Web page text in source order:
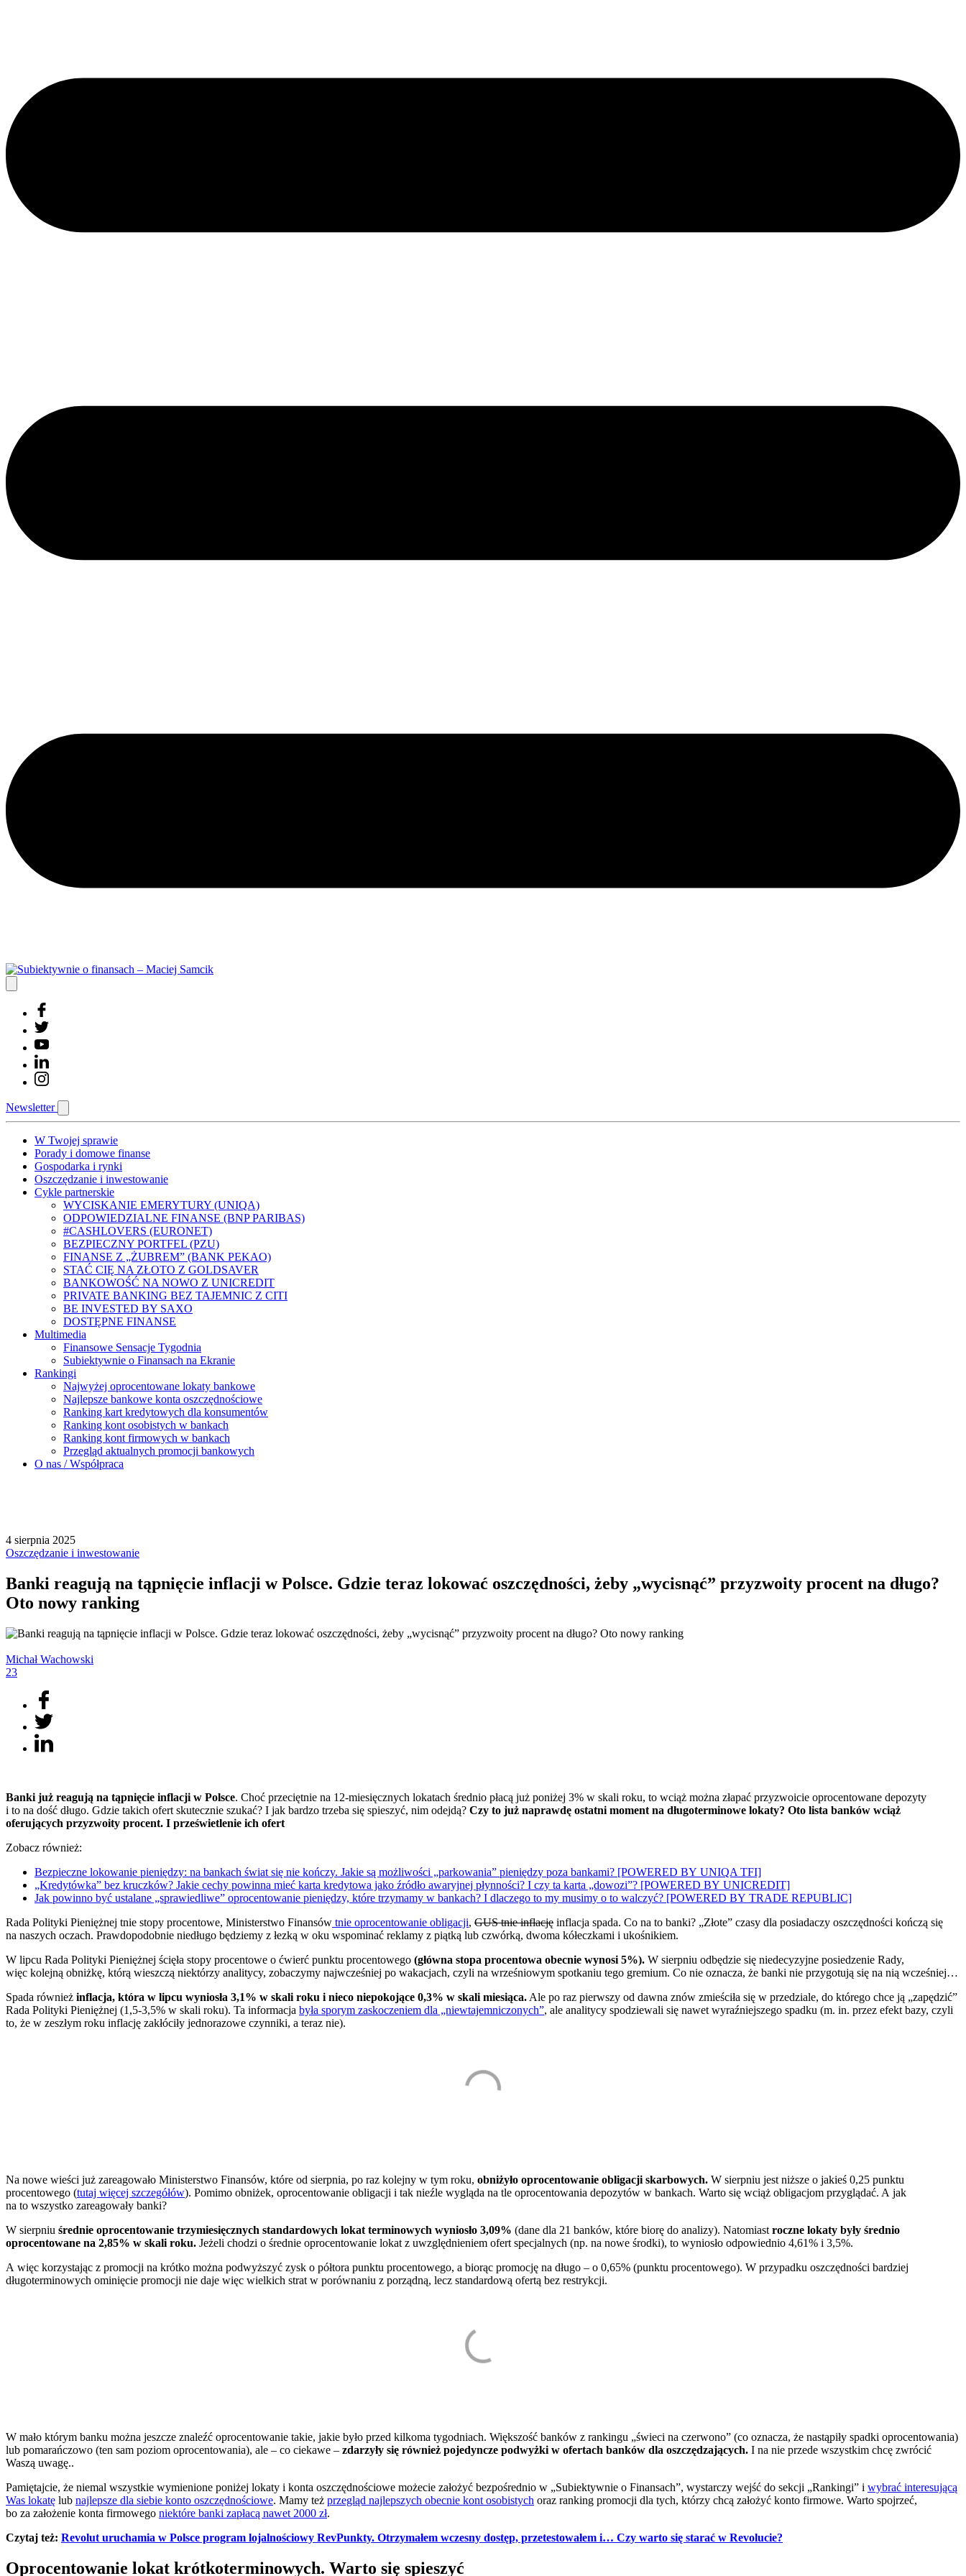
Newsletter
W Twojej sprawie
Porady i domowe finanse
Gospodarka i rynki
Oszczędzanie i inwestowanie
Cykle partnerskie
WYCISKANIE EMERYTURY (UNIQA)
ODPOWIEDZIALNE FINANSE (BNP PARIBAS)
#CASHLOVERS (EURONET)
BEZPIECZNY PORTFEL (PZU)
FINANSE Z „ŻUBREM” (BANK PEKAO)
STAĆ CIĘ NA ZŁOTO Z GOLDSAVER
BANKOWOŚĆ NA NOWO Z UNICREDIT
PRIVATE BANKING BEZ TAJEMNIC Z CITI
BE INVESTED BY SAXO
DOSTĘPNE FINANSE
Multimedia
Finansowe Sensacje Tygodnia
Subiektywnie o Finansach na Ekranie
Rankingi
Najwyżej oprocentowane lokaty bankowe
Najlepsze bankowe konta oszczędnościowe
Ranking kart kredytowych dla konsumentów
Ranking kont osobistych w bankach
Ranking kont firmowych w bankach
Przegląd aktualnych promocji bankowych
O nas / Współpraca
4 sierpnia 2025
Oszczędzanie i inwestowanie
Banki reagują na tąpnięcie inflacji w Polsce. Gdzie teraz lokować oszczędności, żeby „wycisnąć” przyzwoity procent na długo?
Oto nowy ranking
MichałWachowski
23
Banki już reagują na tąpnięcie inflacji w Polsce. Choć przeciętnie na 12-miesięcznych lokatach średnio płacą już poniżej 3% w skali roku, to wciąż można złapać przyzwoicie oprocentowane depozyty
i to na dość długo. Gdzie takich ofert skutecznie szukać? I jak bardzo trzeba się spieszyć, nim odejdą? Czy to już naprawdę ostatni moment na długoterminowe lokaty? Oto lista banków wciąż
oferujących przyzwoity procent. I prześwietlenie ich ofert
Zobacz również:
Bezpieczne lokowanie pieniędzy: na bankach świat się nie kończy. Jakie są możliwości „parkowania” pieniędzy poza bankami? [POWERED BY UNIQA TFI]
„Kredytówka” bez kruczków? Jakie cechy powinna mieć karta kredytowa jako źródło awaryjnej płynności? I czy ta karta „dowozi”? [POWERED BY UNICREDIT]
Jak powinno być ustalane „sprawiedliwe” oprocentowanie pieniędzy, które trzymamy w bankach? I dlaczego to my musimy o to walczyć? [POWERED BY TRADE REPUBLIC]
Rada Polityki Pieniężnej tnie stopy procentowe, Ministerstwo Finansów tnie oprocentowanie obligacji, GUS tnie inflację inflacja spada. Co na to banki? „Złote” czasy dla posiadaczy oszczędności kończą się
na naszych oczach. Prawdopodobnie niedługo będziemy z łezką w oku wspominać reklamy z piątką lub czwórką, dwoma kółeczkami i ukośnikiem.
W lipcu Rada Polityki Pieniężnej ścięła stopy procentowe o ćwierć punktu procentowego (główna stopa procentowa obecnie wynosi 5%). W sierpniu odbędzie się niedecyzyjne posiedzenie Rady,
więc kolejną obniżkę, którą wieszczą niektórzy analitycy, zobaczymy najwcześniej po wakacjach, czyli na wrześniowym spotkaniu tego gremium. Co nie oznacza, że banki nie przygotują się na nią wcześniej…
Spada również inflacja, która w lipcu wyniosła 3,1% w skali roku i nieco niepokojące 0,3% w skali miesiąca. Ale po raz pierwszy od dawna znów zmieściła się w przedziale, do którego chce ją „zapędzić”
Rada Polityki Pieniężnej (1,5-3,5% w skali roku). Ta informacja była sporym zaskoczeniem dla „niewtajemniczonych”, ale analitycy spodziewali się nawet wyraźniejszego spadku (m. in. przez efekt bazy, czyli
to, że w zeszłym roku inflację zakłóciły jednorazowe czynniki, a teraz nie).
Na nowe wieści już zareagowało Ministerstwo Finansów, które od sierpnia, po raz kolejny w tym roku, obniżyło oprocentowanie obligacji skarbowych. W sierpniu jest niższe o jakieś 0,25 punktu
procentowego (tutaj więcej szczegółów). Pomimo obniżek, oprocentowanie obligacji i tak nieźle wygląda na tle oprocentowania depozytów w bankach. Warto się wciąż obligacjom przyglądać. A jak
na to wszystko zareagowały banki?
W sierpniu średnie oprocentowanie trzymiesięcznych standardowych lokat terminowych wyniosło 3,09% (dane dla 21 banków, które biorę do analizy). Natomiast roczne lokaty były średnio
oprocentowane na 2,85% w skali roku. Jeżeli chodzi o średnie oprocentowanie lokat z uwzględnieniem ofert specjalnych (np. na nowe środki), to wyniosło odpowiednio 4,61% i 3,5%.
A więc korzystając z promocji na krótko można podwyższyć zysk o półtora punktu procentowego, a biorąc promocję na długo – o 0,65% (punktu procentowego). W przypadku oszczędności bardziej
długoterminowych ominięcie promocji nie daje więc wielkich strat w porównaniu z porządną, lecz standardową ofertą bez restrykcji.
W mało którym banku można jeszcze znaleźć oprocentowanie takie, jakie było przed kilkoma tygodniach. Większość banków z rankingu „świeci na czerwono” (co oznacza, że nastąpiły spadki oprocentowania)
lub pomarańczowo (ten sam poziom oprocentowania), ale – co ciekawe – zdarzyły się również pojedyncze podwyżki w ofertach banków dla oszczędzających. I na nie przede wszystkim chcę zwrócić
Waszą uwagę..
Pamiętajcie, że niemal wszystkie wymienione poniżej lokaty i konta oszczędnościowe możecie założyć bezpośrednio w „Subiektywnie o Finansach”, wystarczy wejść do sekcji „Rankingi” i wybrać interesującą
Was lokatę lub najlepsze dla siebie konto oszczędnościowe. Mamy też przegląd najlepszych obecnie kont osobistych oraz ranking promocji dla tych, którzy chcą założyć konto firmowe. Warto spojrzeć,
bo za założenie konta firmowego niektóre banki zapłacą nawet 2000 zł.
Czytaj też: Revolut uruchamia w Polsce program lojalnościowy RevPunkty. Otrzymałem wczesny dostęp, przetestowałem i… Czy warto się starać w Revolucie?
Oprocentowanie lokat krótkoterminowych. Warto się spieszyć